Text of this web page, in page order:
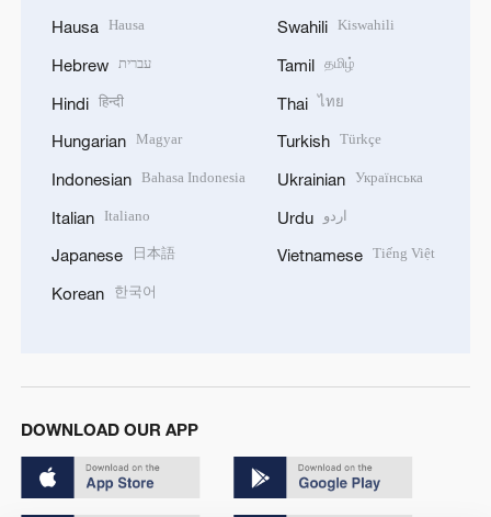
Hausa Hausa
Hebrew עברית
Hindi हिन्दी
Hungarian Magyar
Indonesian Bahasa Indonesia
Italian Italiano
Japanese 日本語
Korean 한국어
Swahili Kiswahili
Tamil தமிழ்
Thai ไทย
Turkish Türkçe
Ukrainian Українська
Urdu اردو
Vietnamese Tiếng Việt
DOWNLOAD OUR APP